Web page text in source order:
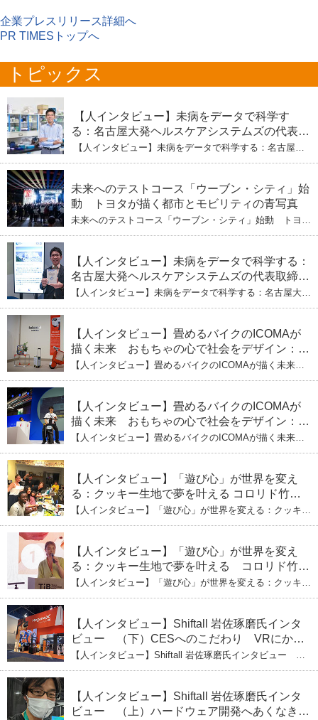
企業プレスリリース詳細へ
PR TIMESトップへ
トピックス
【人インタビュー】未病をデータで科学す
る：名古屋大発ヘルスケアシステムズの代表取
締役社長・瀧本陽介 【下】「人生80年の暇つ
ぶし」を着実に：理系ニートが挑むヘルスケア
【人インタビュー】未病をデータで科学する：名古屋大
挑むヘルスケア標準化と海外戦略
未来へのテストコース「ウーブン・シティ」始
動 トヨタが描く都市とモビリティの青写真
未来へのテストコース「ウーブン・シティ」始動 トヨタ
【人インタビュー】未病をデータで科学する：
名古屋大発ヘルスケアシステムズの代表取締役
社長・瀧本陽介 郵送検査で挑む健康の未来
【人インタビュー】未病をデータで科学する：名古屋大発
【人インタビュー】畳めるバイクのICOMAが
描く未来 おもちゃの心で社会をデザイン：株
式会社ICOMAの代表取締役・生駒崇光
（下）おもちゃで社会を変える、「トイボック
【人インタビュー】畳めるバイクのICOMAが描く未来
イボックス」というデザインメソッド
【人インタビュー】畳めるバイクのICOMAが
描く未来 おもちゃの心で社会をデザイン：株
式会社ICOMAの代表取締役・生駒崇光
（上）「変形」に魅せられたデザイナーの軌
【人インタビュー】畳めるバイクのICOMAが描く未来
ーの軌跡
【人インタビュー】「遊び心」が世界を変え
る：クッキー生地で夢を叶える コロリド竹内
ひとみ（下） 起業は「影響力」のため。愛と
笑いの子育て哲学
【人インタビュー】「遊び心」が世界を変える：クッキー
【人インタビュー】「遊び心」が世界を変え
る：クッキー生地で夢を叶える コロリド竹内
ひとみ（上） クッキー生地に込めた「誰でも
できる」という哲学
【人インタビュー】「遊び心」が世界を変える：クッキー
【人インタビュー】Shiftall 岩佐琢磨氏インタ
ビュー （下）CESへのこだわり VRにかけ
る未来
【人インタビュー】Shiftall 岩佐琢磨氏インタビュー
【人インタビュー】Shiftall 岩佐琢磨氏インタ
ビュー （上）ハードウェア開発へあくなき挑